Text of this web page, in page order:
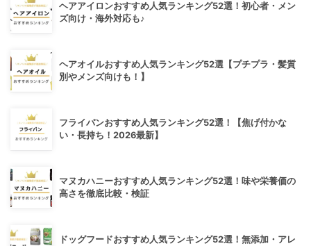
ヘアアイロンおすすめ人気ランキング52選！初心者・メン
ズ向け・海外対応も♪
ヘアオイルおすすめ人気ランキング52選【プチプラ・髪質
別やメンズ向けも！】
フライパンおすすめ人気ランキング52選！【焦げ付かな
い・長持ち！2026最新】
マヌカハニーおすすめ人気ランキング52選！味や栄養価の
高さを徹底比較・検証
ドッグフードおすすめ人気ランキング52選！無添加・アレ